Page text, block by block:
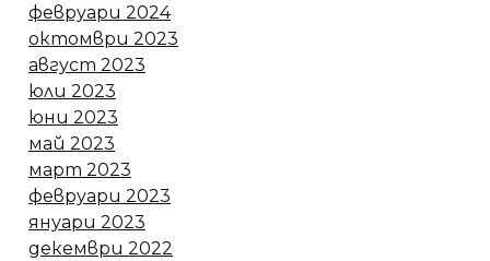
февруари 2024
октомври 2023
август 2023
юли 2023
юни 2023
май 2023
март 2023
февруари 2023
януари 2023
декември 2022